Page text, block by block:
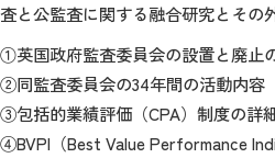
査と公監査に関する融合研究とその
①英国政府監査委員会の設置と廃止
②同監査委員会の34年間の活動内容
③包括的業績評価（CPA）制度の詳
④BVPI（Best Value Performance